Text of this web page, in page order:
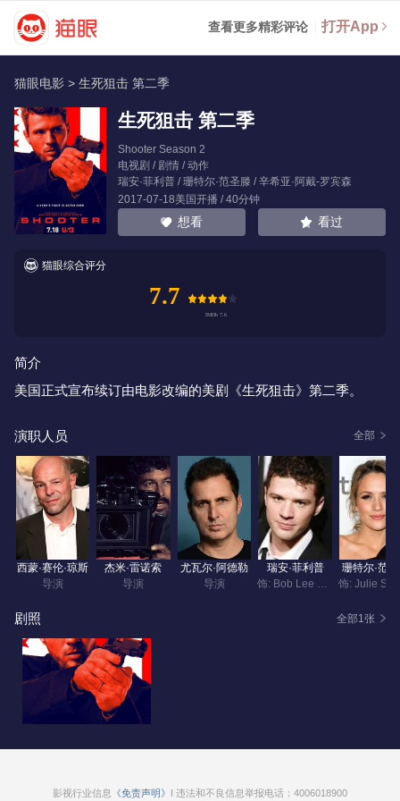
查看更多精彩评论 打开App
猫眼电影 >生死狙击 第二季
生死狙击 第二季
Shooter Season 2
电视剧 / 剧情 / 动作
瑞安·菲利普/珊特尔·范圣滕 /辛希亚·阿戴-罗宾森
2017-07-18美国开播 / 40分钟
想看 看过
猫眼综合评分
7.7
简介
美国正式宣布续订由电影改编的美剧《生死狙击》第二季。
演职人员 全部
西蒙·赛伦·琼斯
导演
杰米·雷诺索
导演
尤瓦尔·阿德勒
导演
瑞安·菲利普
珊特尔·范
剧照 全部1张
影视行业信息 《免责声明》 I 违法和不良信息举报电话：4006018900